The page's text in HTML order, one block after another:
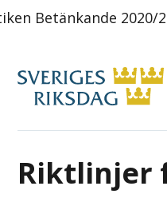
Betänkande 2020/
Riktlinjer